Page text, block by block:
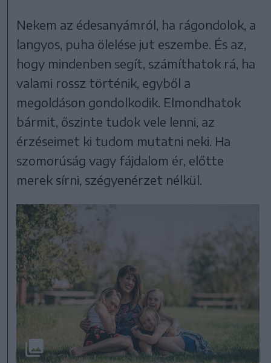
Nekem az édesanyámról, ha rágondolok, a
langyos, puha ölelése jut eszembe. És az,
hogy mindenben segít, számíthatok rá, ha
valami rossz történik, egyből a
megoldáson gondolkodik. Elmondhatok
bármit, őszinte tudok vele lenni, az
érzéseimet ki tudom mutatni neki. Ha
szomorúság vagy fájdalom ér, előtte
merek sírni, szégyenérzet nélkül.